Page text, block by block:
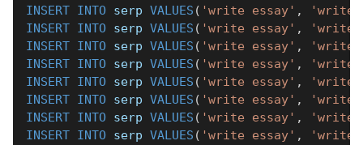
INSERT INTO serp VALUES ( 'write essay' ,
'write
INSERT INTO serp VALUES ( 'write essay' ,
'write
INSERT INTO serp VALUES ( 'write essay' ,
'write
INSERT INTO serp VALUES ( 'write essay' ,
'write
INSERT INTO serp VALUES ( 'write essay' ,
'write
INSERT INTO serp VALUES ( 'write essay' ,
'write
INSERT INTO serp VALUES ( 'write essay' ,
'write
INSERT INTO serp VALUES ( 'write essay' ,
'write